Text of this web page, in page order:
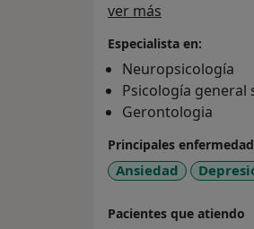
Infancia y
conducta y
ver más
Especialista en:
Neuropsicología
Psicología general
Gerontologia
Principales
Ansiedad
Pacientes que atiendo